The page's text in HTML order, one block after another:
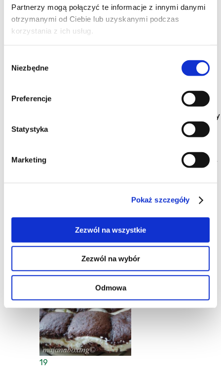
Partnerzy mogą połączyć te informacje z innymi danymi
otrzymanymi od Ciebie lub uzyskanymi podczas
korzystania z ich usług.
zgody
Niezbędne
Preferencje
Statystyka
Marketing
Pokaż szczegóły
Zezwól na wszystkie
Zezwól na wybór
Odmowa
10
Przepis na to ciasto mam już długo , ale jeszcze nigdy
go nie piekłam . Pomyślałam , że Orzechowy Tydzień
będzie dobrą okazją do jego wypróbowania :)
ciastem , z delikatnymi kawałeczkami jabłek i
chrupiącymi orzechami . W sam raz do porannej kawy
Ciasta i torty|
Orzechy w kuchni|
Złota polska jesień
Majanowe pieczenie
22-09-2008
19